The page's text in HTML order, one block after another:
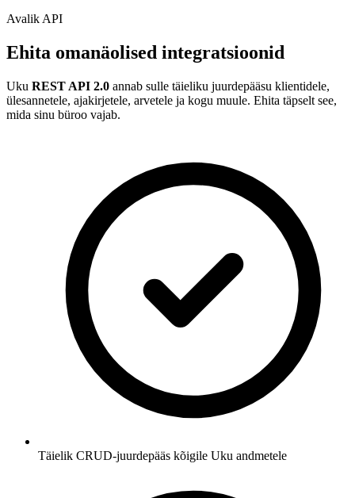
Avalik API
Ehita omanäolised integratsioonid
Uku REST API 2.0 annab sulle täieliku juurdepääsu klientidele,
ülesannetele, ajakirjetele, arvetele ja kogu muule. Ehita täpselt see,
mida sinu büroo vajab.
Täielik CRUD-juurdepääs kõigile Uku andmetele